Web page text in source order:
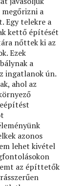
a
Egy telekre a
kettő építését
nőttek ki az
Ezek
a
ingatlanok ún.
ahol az
azonos
lehet kivétel
az építtetők